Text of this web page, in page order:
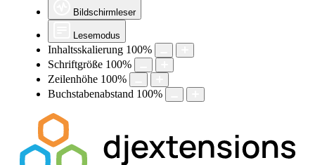
Bildschirmleser
Lesemodus
Inhaltsskalierung 100%
Schriftgröße 100%
Zeilenhöhe 100%
Buchstabenabstand 100%